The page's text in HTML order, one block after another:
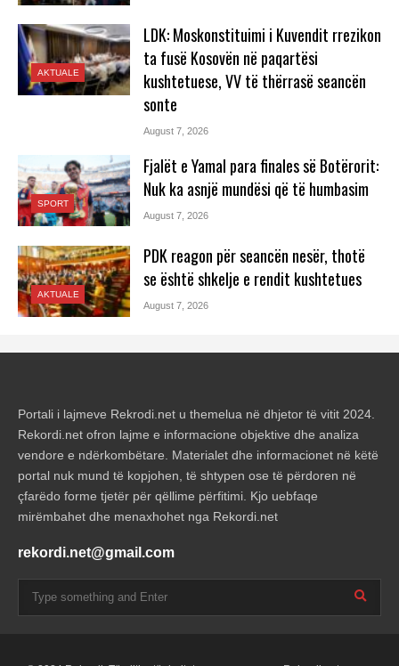
AKTUALE
LDK: Moskonstituimi i Kuvendit rrezikon
ta fusë Kosovën në paqartësi
kushtetuese, VV të thërrasë seancën
sonte
August 7, 2026
SPORT
Fjalët e Yamal para finales së Botërorit:
Nuk ka asnjë mundësi që të humbasim
August 7, 2026
AKTUALE
PDK reagon për seancën nesër, thotë
se është shkelje e rendit kushtetues
August 7, 2026
Portali i lajmeve Rekrodi.net u themelua në dhjetor të vitit 2024.
Rekordi.net ofron lajme e informacione objektive dhe analiza
vendore e ndërkombëtare. Materialet dhe informacionet në këtë
portal nuk mund të kopjohen, të shtypen ose të përdoren në
çfarëdo forme tjetër për qëllime përfitimi. Kjo uebfaqe
mirëmbahet dhe menaxhohet nga Rekordi.net
rekordi.net@gmail.com